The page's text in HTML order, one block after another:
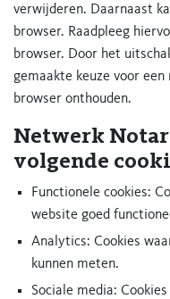
verwijderen. Daarnaast
browser. Raadpleeg
browser. Door het
gemaakte keuze voor
browser onthouden.
Netwerk
volgende
Functionele cookies:
website goed
Analytics: Cookies
kunnen meten.
Sociale media: